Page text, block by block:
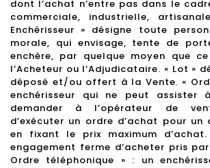
dont l’achat n’entre pas dans le
commerciale, industrielle,
Enchérisseur » désigne toute
morale, qui envisage, tente de
enchère, par quelque moyen que
l’Acheteur ou l’Adjudicataire. « Lot »
déposé et/ou offert à la Vente. «
enchérisseur qui ne peut assister
demander à l’opérateur de
d’exécuter un ordre d’achat pour
en fixant le prix maximum
engagement ferme d’acheter pris par
Ordre téléphonique » : un